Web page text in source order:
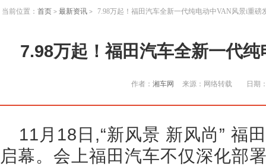
当前位置： 首页 > 最新资讯 > 7.98万起！福田汽车全新一代纯电动中VAN风景i重磅
7.98万起！福田汽车全新一代
作者： 湘车网 来源：网络转载 日期
11月18日,“新风景 新风尚” 福
启幕。会上福田汽车不仅深化部